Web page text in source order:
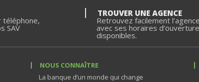
téléphone,
SAV
TROUVER UNE AGENCE
Retrouvez facilement
avec ses horaires
disponibles.
NOUS CONNAÎTRE
La banque d’un monde qui change